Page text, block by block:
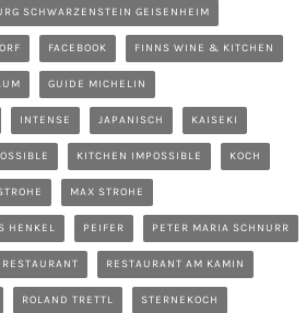
SCHWARZENSTEIN GEISENHEIM
FACEBOOK FINNS WINE & KITCHEN
GUIDE MICHELIN
INTENSE JAPANISCH KAISEKI
KITCHEN IMPOSSIBLE KOCH
MAX STROHE
HENKEL PEIFER PETER MARIA SCHNURR
RESTAURANT RESTAURANT AM KAMIN
ROLAND TRETTL STERNEKOCH